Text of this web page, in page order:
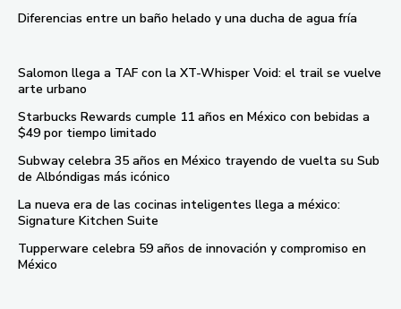
Diferencias entre un baño helado y una ducha de agua fría
Salomon llega a TAF con la XT-Whisper Void: el trail se vuelve
arte urbano
Starbucks Rewards cumple 11 años en México con bebidas a
$49 por tiempo limitado
Subway celebra 35 años en México trayendo de vuelta su Sub
de Albóndigas más icónico
La nueva era de las cocinas inteligentes llega a méxico:
Signature Kitchen Suite
Tupperware celebra 59 años de innovación y compromiso en
México